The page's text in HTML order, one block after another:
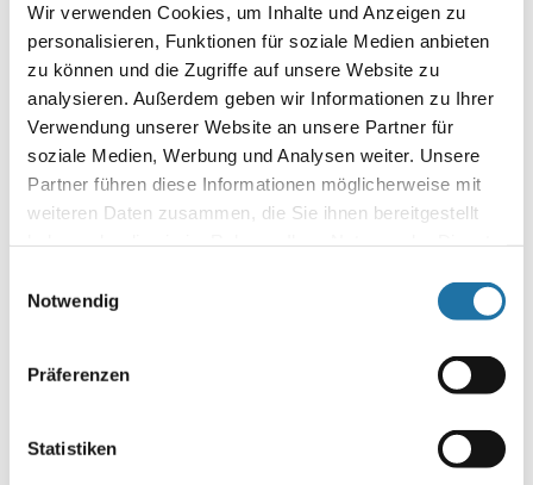
Wir verwenden Cookies, um Inhalte und Anzeigen zu
personalisieren, Funktionen für soziale Medien anbieten
zu können und die Zugriffe auf unsere Website zu
analysieren. Außerdem geben wir Informationen zu Ihrer
Verwendung unserer Website an unsere Partner für
soziale Medien, Werbung und Analysen weiter. Unsere
Partner führen diese Informationen möglicherweise mit
weiteren Daten zusammen, die Sie ihnen bereitgestellt
unsererDatenschutzerklärung
Notwendig
Präferenzen
Statistiken
Ihr Kindergeburtstag fällt heuer ins Wasser … Ihr Kind hat im
Sommer Geburtstag? Was liegt da näher, als die Party am
Pool zu schmeißen!? Denn schließlich ist Ihr Pool sowieso der
unangefochtene Mittelpunkt jeder sommerlichen
Kinderparty. Wir haben ein paar…
Autor:
Anna Hirn
Letzte Artikel